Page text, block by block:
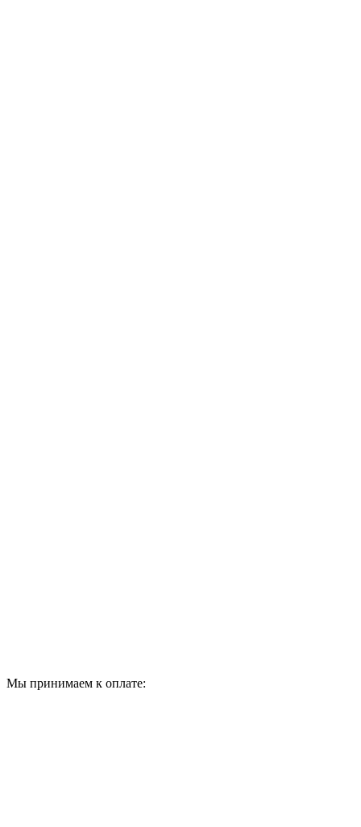
Мы принимаем к оплате: